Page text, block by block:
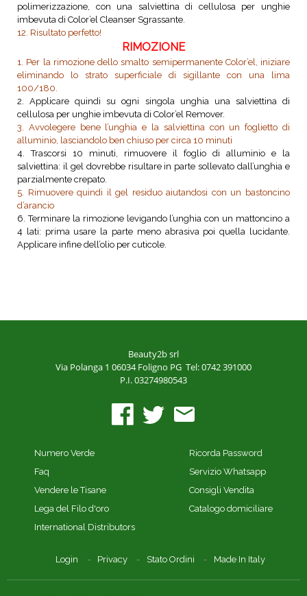
polimerizzazione, con una salviettina di cellulosa per unghie
imbevuta di Color’el Cleanser Sgrassante.
12. Risultato perfetto!
RIMOZIONE
1. Per la rimozione dello smalto semipermanente Color’el, iniziare
eliminando lo strato superficiale di sigillante con una lima
100/180.
2. Applicare quindi su ogni singola unghia una salviettina di
cellulosa per unghie imbevuta di Color’el Remover.
3. Avvolegere bene l’unghia e la salviettina con un foglietto di
alluminio, lasciandolo ben chiuso per circa 10 minuti
4. Trascorsi 10 minuti, rimuovere il foglio di alluminio e la
salviettina: il gel dovrebbe risultare in parte sollevato dall’unghia e
parzialmente crepato.
5. Rimuovere quindi il gel residuo aiutandosi con un bastoncino
d’arancio
6. Terminare la rimozione levigando l’unghia con un mattoncino a
4 lati: prima usare la parte meno abrasiva poi quella lucidante.
Applicare infine dell’olio per cuticole.
Beauty2b srl
Via Polanga 1 06034 Foligno PG Tel: 0742 391000
P.I. 03274980543
Numero Verde
Faq
Vendere le Tisane
Lega del Filo d'oro
International Distributors
Ricorda Password
Servizio Whatsapp
Consigli Vendita
Catalogo domiciliare
Login Privacy Stato Ordini Made In Italy